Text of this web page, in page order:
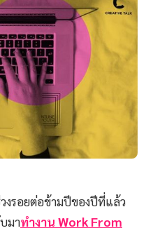
งรอยต่อข้ามปีของปีที่แล้ว
มาทำงาน Work From